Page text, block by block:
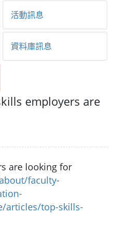
活動訊息
資料庫訊息
employers are
are looking for
faculty-
articles/top-skills-